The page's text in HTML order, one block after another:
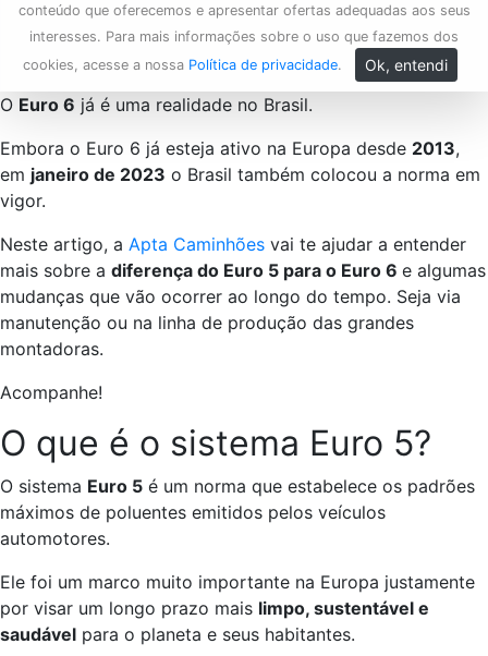
conteúdo que oferecemos e apresentar ofertas adequadas aos seus
interesses. Para mais informações sobre o uso que fazemos dos
cookies, acesse a nossa Política de privacidade. Ok, entendi
O Euro 6 já é uma realidade no Brasil.
Embora o Euro 6 já esteja ativo na Europa desde 2013,
em janeiro de 2023 o Brasil também colocou a norma em
vigor.
Neste artigo, a Apta Caminhões vai te ajudar a entender
mais sobre a diferença do Euro 5 para o Euro 6 e algumas
mudanças que vão ocorrer ao longo do tempo. Seja via
manutenção ou na linha de produção das grandes
montadoras.
Acompanhe!
O que é o sistema Euro 5?
O sistema Euro 5 é um norma que estabelece os padrões
máximos de poluentes emitidos pelos veículos
automotores.
Ele foi um marco muito importante na Europa justamente
por visar um longo prazo mais limpo, sustentável e
saudável para o planeta e seus habitantes.